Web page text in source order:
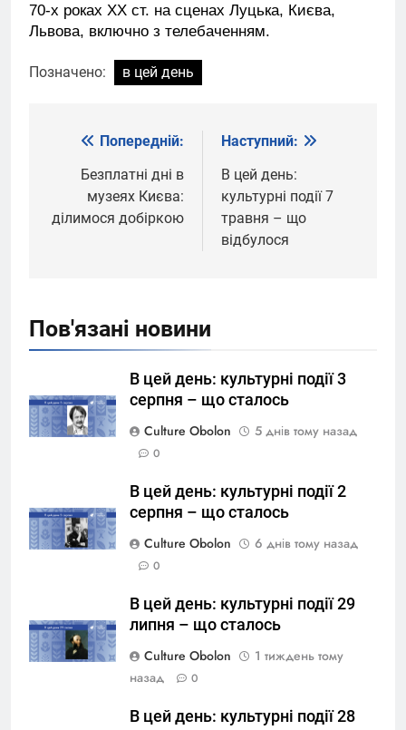
70-х роках ХХ ст. на сценах Луцька, Києва,
Львова, включно з телебаченням.
Позначено: в цей день
Навігація
записів
Попередній:
Безплатні дні в
музеях Києва:
ділимося добіркою
Наступний:
В цей день:
культурні події 7
травня – що
відбулося
Пов'язані новини
В цей день: культурні події 3
серпня – що сталось
Culture Obolon
5 днів тому назад
0
В цей день: культурні події 2
серпня – що сталось
Culture Obolon
6 днів тому назад
0
В цей день: культурні події 29
липня – що сталось
Culture Obolon
1 тиждень тому
назад
0
В цей день: культурні події 28